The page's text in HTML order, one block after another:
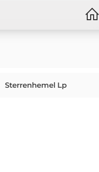
Sterrenhemel Lp